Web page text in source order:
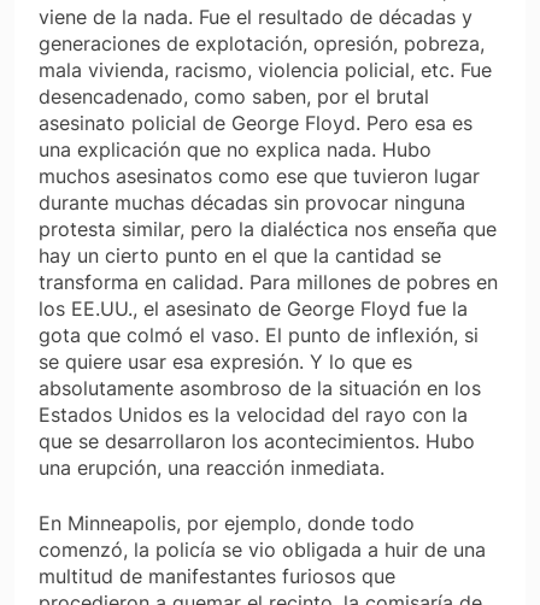
viene de la nada. Fue el resultado de décadas y
generaciones de explotación, opresión, pobreza,
mala vivienda, racismo, violencia policial, etc. Fue
desencadenado, como saben, por el brutal
asesinato policial de George Floyd. Pero esa es
una explicación que no explica nada. Hubo
muchos asesinatos como ese que tuvieron lugar
durante muchas décadas sin provocar ninguna
protesta similar, pero la dialéctica nos enseña que
hay un cierto punto en el que la cantidad se
transforma en calidad. Para millones de pobres en
los EE.UU., el asesinato de George Floyd fue la
gota que colmó el vaso. El punto de inflexión, si
se quiere usar esa expresión. Y lo que es
absolutamente asombroso de la situación en los
Estados Unidos es la velocidad del rayo con la
que se desarrollaron los acontecimientos. Hubo
una erupción, una reacción inmediata.
En Minneapolis, por ejemplo, donde todo
comenzó, la policía se vio obligada a huir de una
multitud de manifestantes furiosos que